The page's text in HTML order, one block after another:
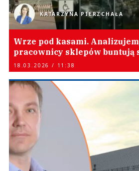
KATARZYNA PIERZCHAŁA
Wrze pod kasami.
pracownicy sklepów buntują
18.03.2026 / 11:38